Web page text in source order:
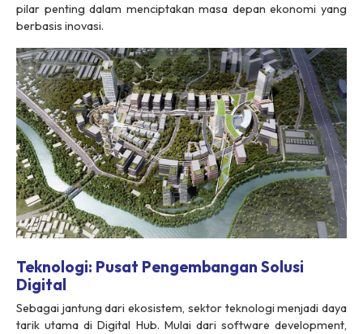
pilar penting dalam menciptakan masa depan ekonomi yang
berbasis inovasi.
Teknologi: Pusat Pengembangan Solusi
Digital
Sebagai jantung dari ekosistem, sektor teknologi menjadi daya
tarik utama di Digital Hub. Mulai dari software development,